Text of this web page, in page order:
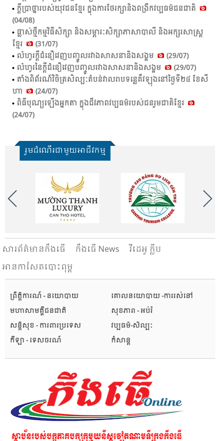
ក្ដី​ប្រាថ្នា​របស់​យុវ​ជន​ខ្មែរ​ ក្នុង​ការ​ថែ​រក្សា​និង​ពង្រីក​វប្ប​ធម៌​ជន​ជាតិ​
(04/08)
ផ្លាស់ថ្មីកម្មវិធីសិក្សា និងសម្ភារៈសិក្សាភាសាបាលី និងអក្សរសាស្ត្រ
ខ្មែរ
(31/07)
លំ​ហូរ​ក្តី​ជំនឿ​វេញ​បញ្ចូល​រវាង​សាសនា​និង​សង្គម​
(29/07)
លំ​ហូរ​នៃ​ក្តី​ជំនឿ​វេញ​បញ្ចូល​រវាង​សាសនា​និង​សង្គម​
(29/07)
តាំង​ពិព័រណ៍​វិចិត្រ​សិល្បៈ​តំ​បន់​វាល​រាប​ទន្លេ​គឺ​វឡុង​នៅ​ថ្ងៃ​ទី​២៤ ខែ​សី​
ហា​
(24/07)
ពិ​ធី​បុណ្យ​ឡើង​អ្នក​តា​ ក្នុង​ជីវ​ភាព​វប្ប​ធម៌​របស់​ជន​រួម​ជាតិ​ខ្មែរ​
(24/07)
រួមដំណើរជាមួយអាជីវកម្ម
សារ​ព័ត៌មានកឹងធើ កឹងធើ News
វីដេអូ ក្លីប
អានកាសែតបោះពុម្ព
ព្រឹត្តិការណ៍ - នយោបាយ
គោលនយោបាយ -ការរស់នៅ
មហាសាមគ្គីជនជាតិ
សុខភាព - អប់រំ
សន្តិសុខ - ការពារប្រទេស
វប្បធម៌-សិល្បៈ
កីឡា - ទេសចរណ៍
កំសាន្ត